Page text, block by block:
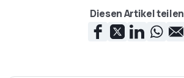
Diesen Artikel teilen